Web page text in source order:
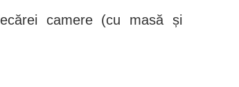
camere (cu masă și